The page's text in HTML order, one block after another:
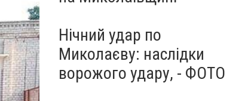
Нічний удар по
Миколаєву: наслідки
ворожого удару, - ФОТО